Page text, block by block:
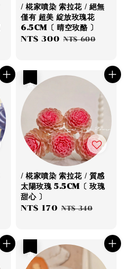
/ 椛家噴染 索拉花 / 絕無
僅有 超美 綻放玫瑰花
6.5CM〔 晴空玫酪 〕
Sale
NT$ 300 Regular
NT$ 600
/ 椛家噴染 索拉花 / 質感
太陽玫瑰 5.5CM〔 玫瑰
甜心 〕
Sale
NT$ 170 Regular
NT$ 340